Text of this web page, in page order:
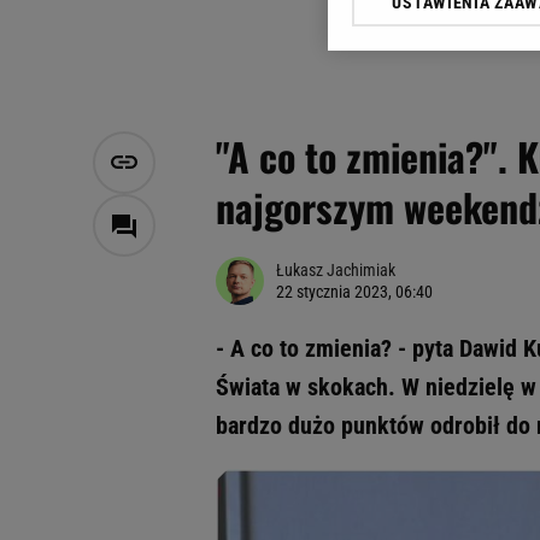
"A co to zmienia?".
najgorszym
Łukasz Jachimiak
22 stycznia 2023, 06:40
- A co to zmienia? - pyta Dawid
Świata w skokach. W niedzielę
bardzo dużo punktów odrobił
Klikając „Akceptuję”
Zaufanych Partnerów i
My, nasi Zaufani
Przechowywanie